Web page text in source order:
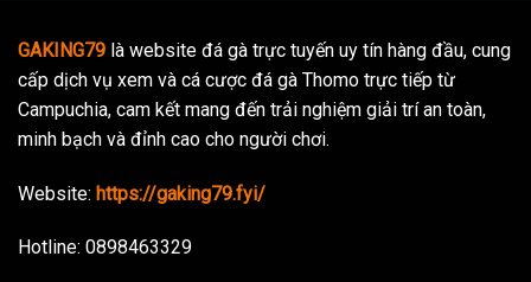
GAKING79 là website đá gà trực tuyến uy tín hàng đầu, cung
cấp dịch vụ xem và cá cược đá gà Thomo trực tiếp từ
Campuchia, cam kết mang đến trải nghiệm giải trí an toàn,
minh bạch và đỉnh cao cho người chơi.
Website: https://gaking79.fyi/
Hotline: 0898463329